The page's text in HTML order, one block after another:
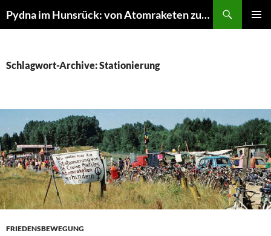
Pydna im Hunsrück: von Atomraketen zur NATURE ONE
Schlagwort-Archive: Stationierung
FRIEDENSBEWEGUNG